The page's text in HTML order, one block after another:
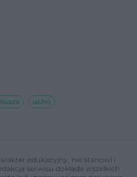
ucho
edukacyjny, nie stanowi i
serwisu dokłada wszelkich